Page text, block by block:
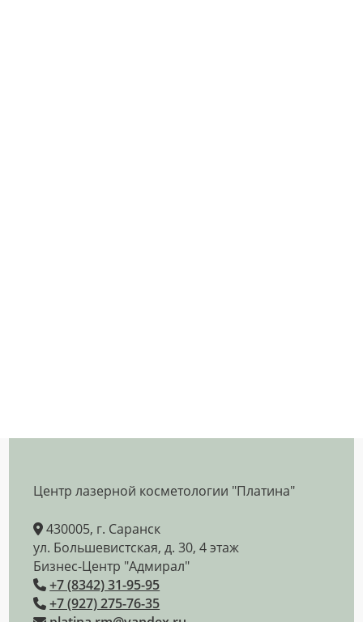
Центр лазерной косметологии "Платина"
430005, г. Саранск
ул. Большевистская, д. 30, 4 этаж
Бизнес-Центр "Адмирал"
+7 (8342) 31-95-95
+7 (927) 275-76-35